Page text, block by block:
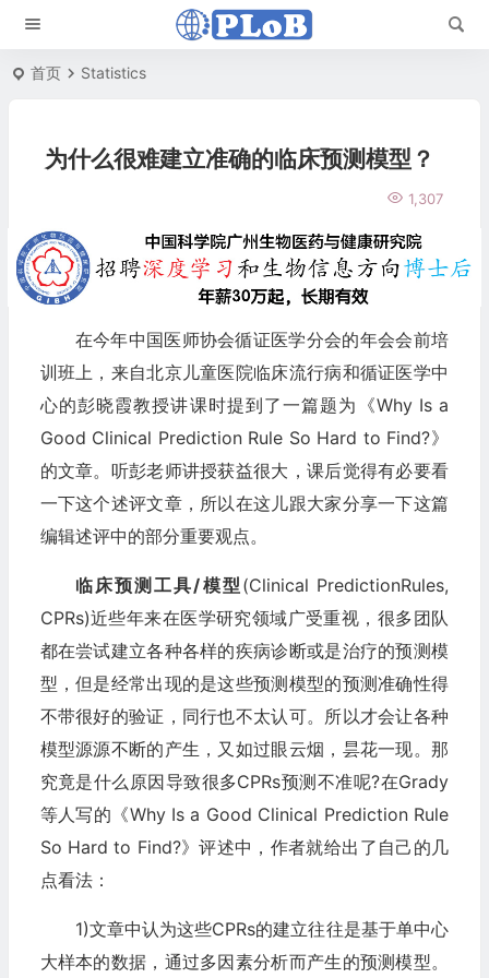
首页 Statistics
为什么很难建立准确的临床预测模型？
1,307
在今年中国医师协会循证医学分会的年会会前培
训班上，来自北京儿童医院临床流行病和循证医学中
心的彭晓霞教授讲课时提到了一篇题为《Why Is a
Good Clinical Prediction Rule So Hard to Find?》
的文章。听彭老师讲授获益很大，课后觉得有必要看
一下这个述评文章，所以在这儿跟大家分享一下这篇
编辑述评中的部分重要观点。
临床预测工具/模型 (Clinical PredictionRules,
CPRs)近些年来在医学研究领域广受重视，很多团队
都在尝试建立各种各样的疾病诊断或是治疗的预测模
型，但是经常出现的是这些预测模型的预测准确性得
不带很好的验证，同行也不太认可。所以才会让各种
模型源源不断的产生，又如过眼云烟，昙花一现。那
究竟是什么原因导致很多CPRs预测不准呢?在Grady
等人写的《Why Is a Good Clinical Prediction Rule
So Hard to Find?》评述中，作者就给出了自己的几
点看法：
1)文章中认为这些CPRs的建立往往是基于单中心
大样本的数据，通过多因素分析而产生的预测模型。